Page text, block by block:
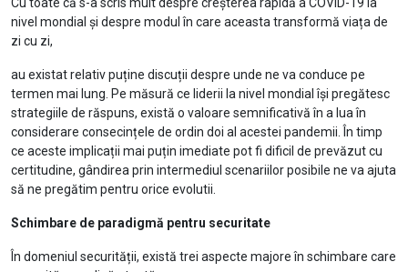
nivel mondial și despre modul în care aceasta transformă viața de
zi cu zi,
au existat relativ puține discuții despre unde ne va conduce pe
termen mai lung. Pe măsură ce liderii la nivel mondial își pregătesc
strategiile de răspuns, există o valoare semnificativă în a lua în
considerare consecințele de ordin doi al acestei pandemii. În timp
ce aceste implicații mai puțin imediate pot fi dificil de prevăzut cu
certitudine, gândirea prin intermediul scenariilor posibile ne va ajuta
să ne pregătim pentru orice evolutii.
Schimbare de paradigmă pentru securitate
În domeniul securității, există trei aspecte majore în schimbare care